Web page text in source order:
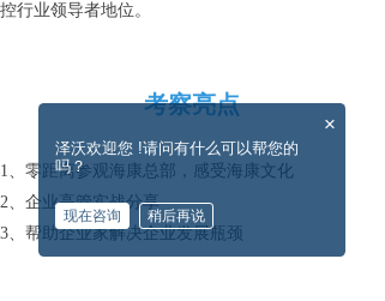
控行业领导者地位。
考察亮点
1、零距离参观海康总部，感受海康文化
2、企业高管实战分享
3、帮助企业家解决企业发展瓶颈
×
泽沃欢迎您 !请问有什么可以帮您的
吗？
现在咨询 稍后再说